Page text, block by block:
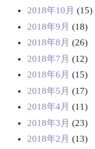
2018年10月 (15)
2018年9月 (18)
2018年8月 (26)
2018年7月 (12)
2018年6月 (15)
2018年5月 (17)
2018年4月 (11)
2018年3月 (23)
2018年2月 (13)